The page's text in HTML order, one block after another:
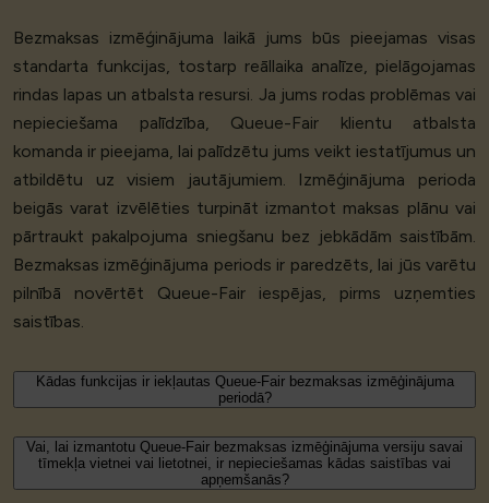
Bezmaksas izmēģinājuma laikā jums būs pieejamas visas
standarta funkcijas, tostarp reāllaika analīze, pielāgojamas
rindas lapas un atbalsta resursi. Ja jums rodas problēmas vai
nepieciešama palīdzība, Queue-Fair klientu atbalsta
komanda ir pieejama, lai palīdzētu jums veikt iestatījumus un
atbildētu uz visiem jautājumiem. Izmēģinājuma perioda
beigās varat izvēlēties turpināt izmantot maksas plānu vai
pārtraukt pakalpojuma sniegšanu bez jebkādām saistībām.
Bezmaksas izmēģinājuma periods ir paredzēts, lai jūs varētu
pilnībā novērtēt Queue-Fair iespējas, pirms uzņemties
saistības.
Kādas funkcijas ir iekļautas Queue-Fair bezmaksas izmēģinājuma
periodā?
Vai, lai izmantotu Queue-Fair bezmaksas izmēģinājuma versiju savai
tīmekļa vietnei vai lietotnei, ir nepieciešamas kādas saistības vai
apņemšanās?